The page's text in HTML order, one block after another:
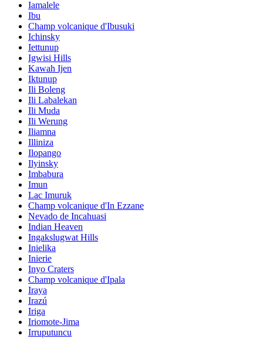
Iamalele
Ibu
Champ volcanique d'Ibusuki
Ichinsky
Iettunup
Igwisi Hills
Kawah Ijen
Iktunup
Ili Boleng
Ili Labalekan
Ili Muda
Ili Werung
Iliamna
Illiniza
Ilopango
Ilyinsky
Imbabura
Imun
Lac Imuruk
Champ volcanique d'In Ezzane
Nevado de Incahuasi
Indian Heaven
Ingakslugwat Hills
Inielika
Inierie
Inyo Craters
Champ volcanique d'Ipala
Iraya
Irazú
Iriga
Iriomote-Jima
Irruputuncu